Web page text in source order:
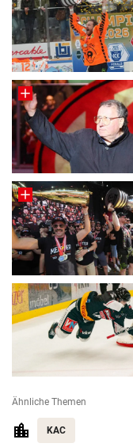
Ähnliche Themen
KAC